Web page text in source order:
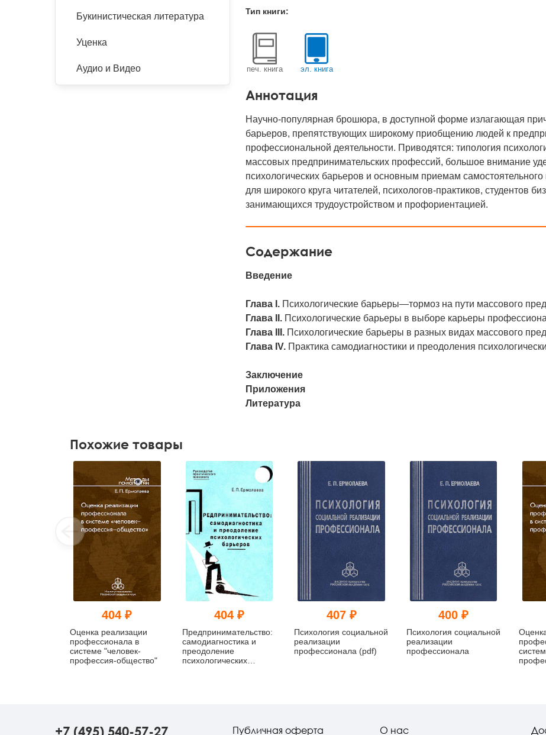
Код
Тип книги:
печ. книга эл. книга
Аннотация
Научно-популярная брошюра, в доступной форме излагающая
барьеров, препятствующих широкому приобщению людей к
профессиональной деятельности. Приводятся: типология
массовых предпринимательских профессий, большое внимание
психологических барьеров и основным приемам
для широкого круга читателей, психологов-практиков, студентов
занимающихся трудоустройством и профориентацией.
Содержание
Введение
Глава I. Психологические барьеры—тормоз на пути массового
Глава II. Психологические барьеры в выборе карьеры
Глава III. Психологические барьеры в разных видах массового
Глава IV. Практика самодиагностики и преодоления
Заключение
Приложения
Литература
Букинистическая литература
Уценка
Аудио и Видео
Похожие товары
404 ₽
Оценка реализации
профессионала в
системе "человек-
профессия-общество"
404 ₽
Предпринимательство:
самодиагностика и
преодоление
психологических
407 ₽
Психология социальной
реализации
профессионала (pdf)
400 ₽
Психология социальной
реализации
профессионала
+7 (495) 540-57-27 Публичная оферта О нас